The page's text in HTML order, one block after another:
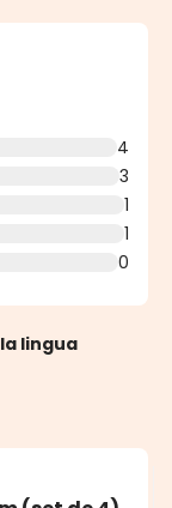
4
3
1
1
0
lingua